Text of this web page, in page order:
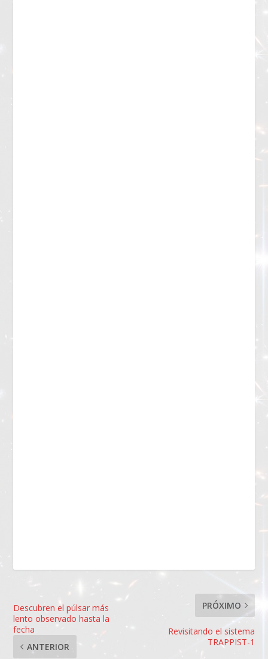
Descubren el púlsar más
lento observado hasta la
fecha
ANTERIOR
PRÓXIMO
Revisitando el sistema
TRAPPIST-1